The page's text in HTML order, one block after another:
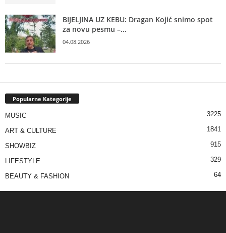
BIJELJINA UZ KEBU: Dragan Kojić snimo spot
za novu pesmu –...
04.08.2026
Popularne Kategorije
MUSIC 3225
ART & CULTURE 1841
SHOWBIZ 915
LIFESTYLE 329
BEAUTY & FASHION 64